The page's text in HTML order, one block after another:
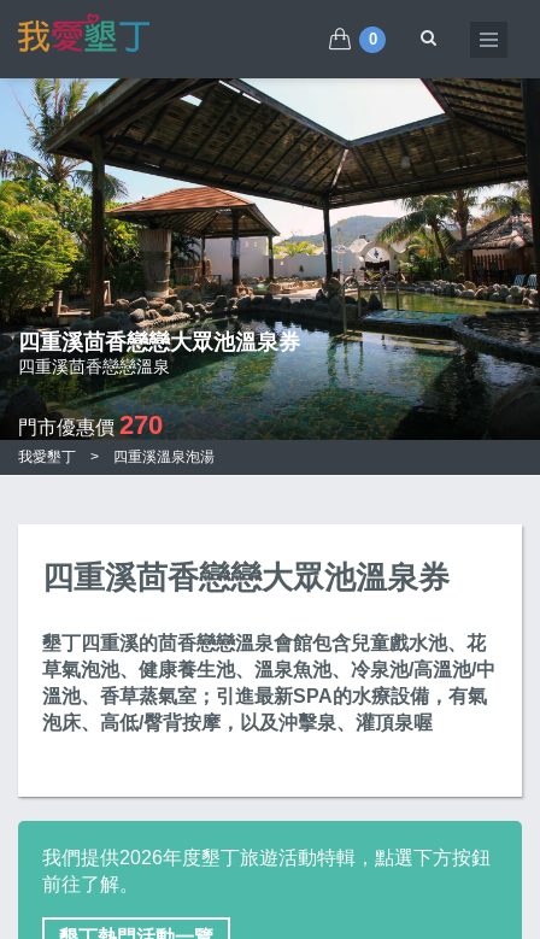
0
四重溪茴香戀戀大眾池溫泉券
四重溪茴香戀戀溫泉
門市優惠價270
我愛墾丁 > 四重溪溫泉泡湯
四重溪茴香戀戀大眾池溫泉券
墾丁四重溪的茴香戀戀溫泉會館包含兒童戲水池、花
草氣泡池、健康養生池、溫泉魚池、冷泉池/高溫池/中
溫池、香草蒸氣室；引進最新SPA的水療設備，有氣
泡床、高低/臀背按摩，以及沖擊泉、灌頂泉喔
我們提供2026年度墾丁旅遊活動特輯，點選下方按鈕
前往了解。